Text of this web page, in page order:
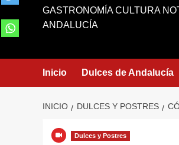
GASTRONOMÍA CULTURA
ANDALUCÍA
Inicio Dulces de Andalucía
INICIO DULCES Y POSTRES
Dulces y Postres